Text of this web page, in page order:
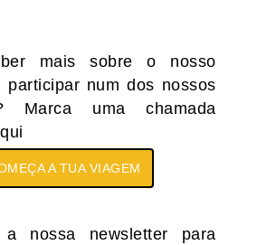
mais sobre o nosso
participar num dos nossos
Marca uma chamada
A TUA VIAGEM
a nossa newsletter para